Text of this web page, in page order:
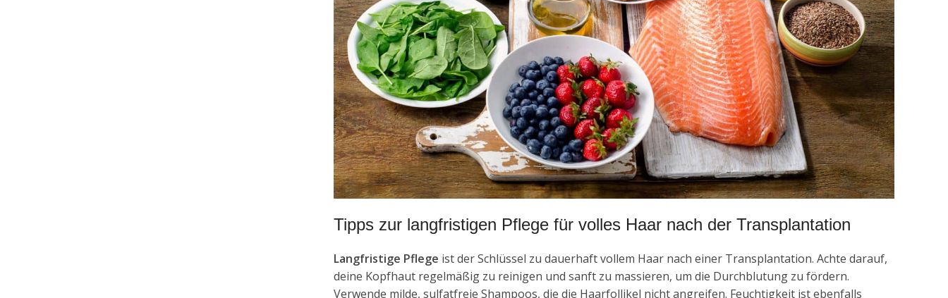
Tipps zur langfristigen Pflege für volles Haar nach der Transplantation
Langfristige Pflege ist der Schlüssel zu dauerhaft vollem Haar nach einer Transplantation. Achte darauf,
deine Kopfhaut regelmäßig zu reinigen und sanft zu massieren, um die Durchblutung zu fördern.
Verwende milde, sulfatfreie Shampoos, die die Haarfollikel nicht angreifen. Feuchtigkeit ist ebenfalls